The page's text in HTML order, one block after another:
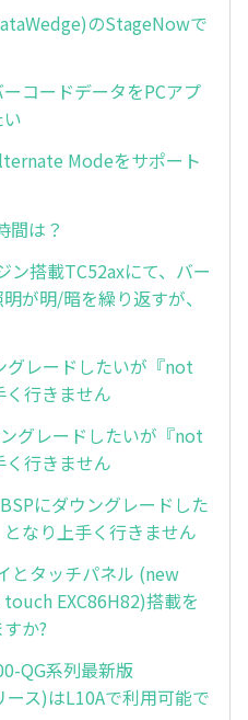
のStageNowで
コードデータをPCアプ
Modeをサポート
間は？
ン搭載TC52axにて、バー
が明/暗を繰り返すが、
レードしたいが『not
行きません
グレードしたいが『not
行きません
にダウングレードした
なり上手く行きません
とタッチパネル (new
EXC86H82)搭載を
か?
QG系列最新版
ス)はL10Aで利用可能で